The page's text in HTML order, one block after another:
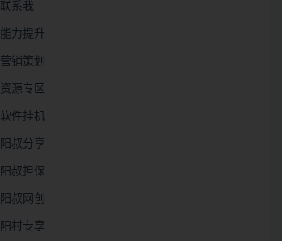
联系我
能力提升
营销策划
资源专区
软件挂机
阳叔分享
阳叔担保
阳叔网创
阳村专享